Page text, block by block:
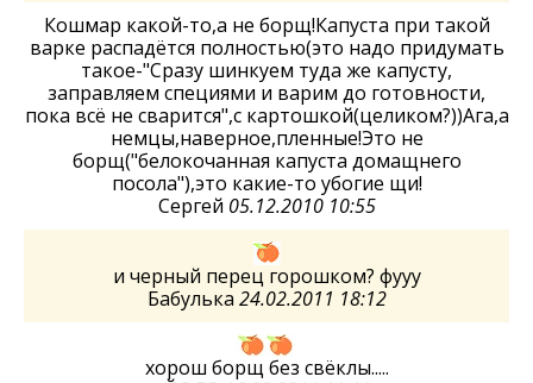
Кошмар какой-то,а не борщ!Капуста при такой
варке распадётся полностью(это надо придумать
такое-"Сразу шинкуем туда же капусту,
заправляем специями и варим до готовности,
пока всё не сварится",с картошкой(целиком?))Ага,а
немцы,наверное,пленные!Это не
борщ("белокочанная капуста домащнего
посола"),это какие-то убогие щи!
Сергей 05.12.2010 10:55
и черный перец горошком? фууу
Бабулька 24.02.2011 18:12
хорош борщ без свёклы.....